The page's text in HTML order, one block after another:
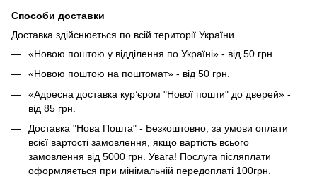
Способи доставки
Доставка здійснюється по всій території України
«Новою поштою у відділення по Україні» - від 50 грн.
«Новою поштою на поштомат» - від 50 грн.
«Адресна доставка кур’єром "Нової пошти" до дверей» -
від 85 грн.
Доставка "Нова Пошта" - Безкоштовно, за умови оплати
всієї вартості замовлення, якщо вартість всього
замовлення від 5000 грн. Увага! Послуга післяплати
оформляється при мінімальній передоплаті 100грн.